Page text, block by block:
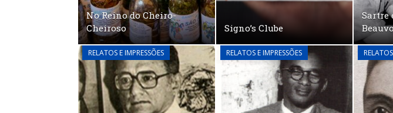
No Reino do Cheiro-
Cheiroso
Signo’s Clube
Sartre
RELATOS E IMPRESSÕES RELATOS E IMPRESSÕES